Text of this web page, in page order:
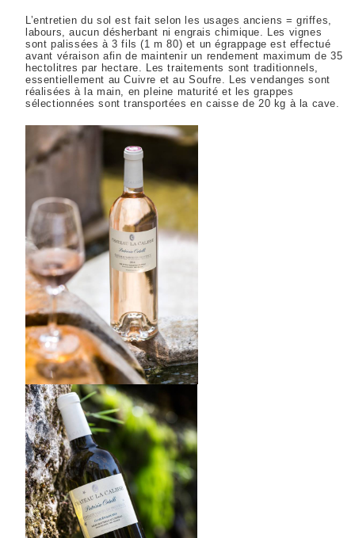
L’entretien du sol est fait selon les usages anciens = griffes,
labours, aucun désherbant ni engrais chimique. Les vignes
sont palissées à 3 fils (1 m 80) et un égrappage est effectué
avant véraison afin de maintenir un rendement maximum de 35
hectolitres par hectare. Les traitements sont traditionnels,
essentiellement au Cuivre et au Soufre. Les vendanges sont
réalisées à la main, en pleine maturité et les grappes
sélectionnées sont transportées en caisse de 20 kg à la cave.